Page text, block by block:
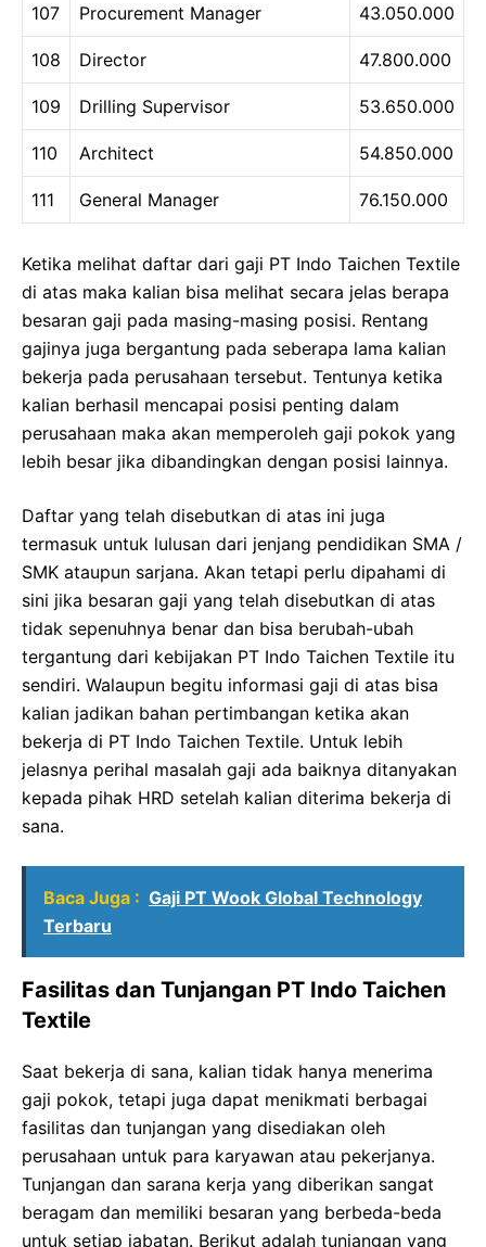
107 Procurement Manager 43.050.000
108 Director 47.800.000
109 Drilling Supervisor 53.650.000
110 Architect 54.850.000
111 General Manager 76.150.000
Ketika melihat daftar dari gaji PT Indo Taichen Textile
di atas maka kalian bisa melihat secara jelas berapa
besaran gaji pada masing-masing posisi. Rentang
gajinya juga bergantung pada seberapa lama kalian
bekerja pada perusahaan tersebut. Tentunya ketika
kalian berhasil mencapai posisi penting dalam
perusahaan maka akan memperoleh gaji pokok yang
lebih besar jika dibandingkan dengan posisi lainnya.
Daftar yang telah disebutkan di atas ini juga
termasuk untuk lulusan dari jenjang pendidikan SMA /
SMK ataupun sarjana. Akan tetapi perlu dipahami di
sini jika besaran gaji yang telah disebutkan di atas
tidak sepenuhnya benar dan bisa berubah-ubah
tergantung dari kebijakan PT Indo Taichen Textile itu
sendiri. Walaupun begitu informasi gaji di atas bisa
kalian jadikan bahan pertimbangan ketika akan
bekerja di PT Indo Taichen Textile. Untuk lebih
jelasnya perihal masalah gaji ada baiknya ditanyakan
kepada pihak HRD setelah kalian diterima bekerja di
sana.
Baca Juga : Gaji PT Wook Global Technology
Terbaru
Fasilitas dan Tunjangan PT Indo Taichen
Textile
Saat bekerja di sana, kalian tidak hanya menerima
gaji pokok, tetapi juga dapat menikmati berbagai
fasilitas dan tunjangan yang disediakan oleh
perusahaan untuk para karyawan atau pekerjanya.
Tunjangan dan sarana kerja yang diberikan sangat
beragam dan memiliki besaran yang berbeda-beda
untuk setiap jabatan. Berikut adalah tunjangan yang